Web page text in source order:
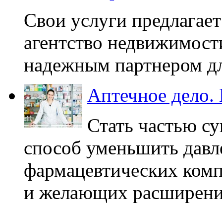
Свои услуги
агентство
надежным партнером
Аптечное дело.
Стать частью
способ уменьшить
фармацевтических
и желающих